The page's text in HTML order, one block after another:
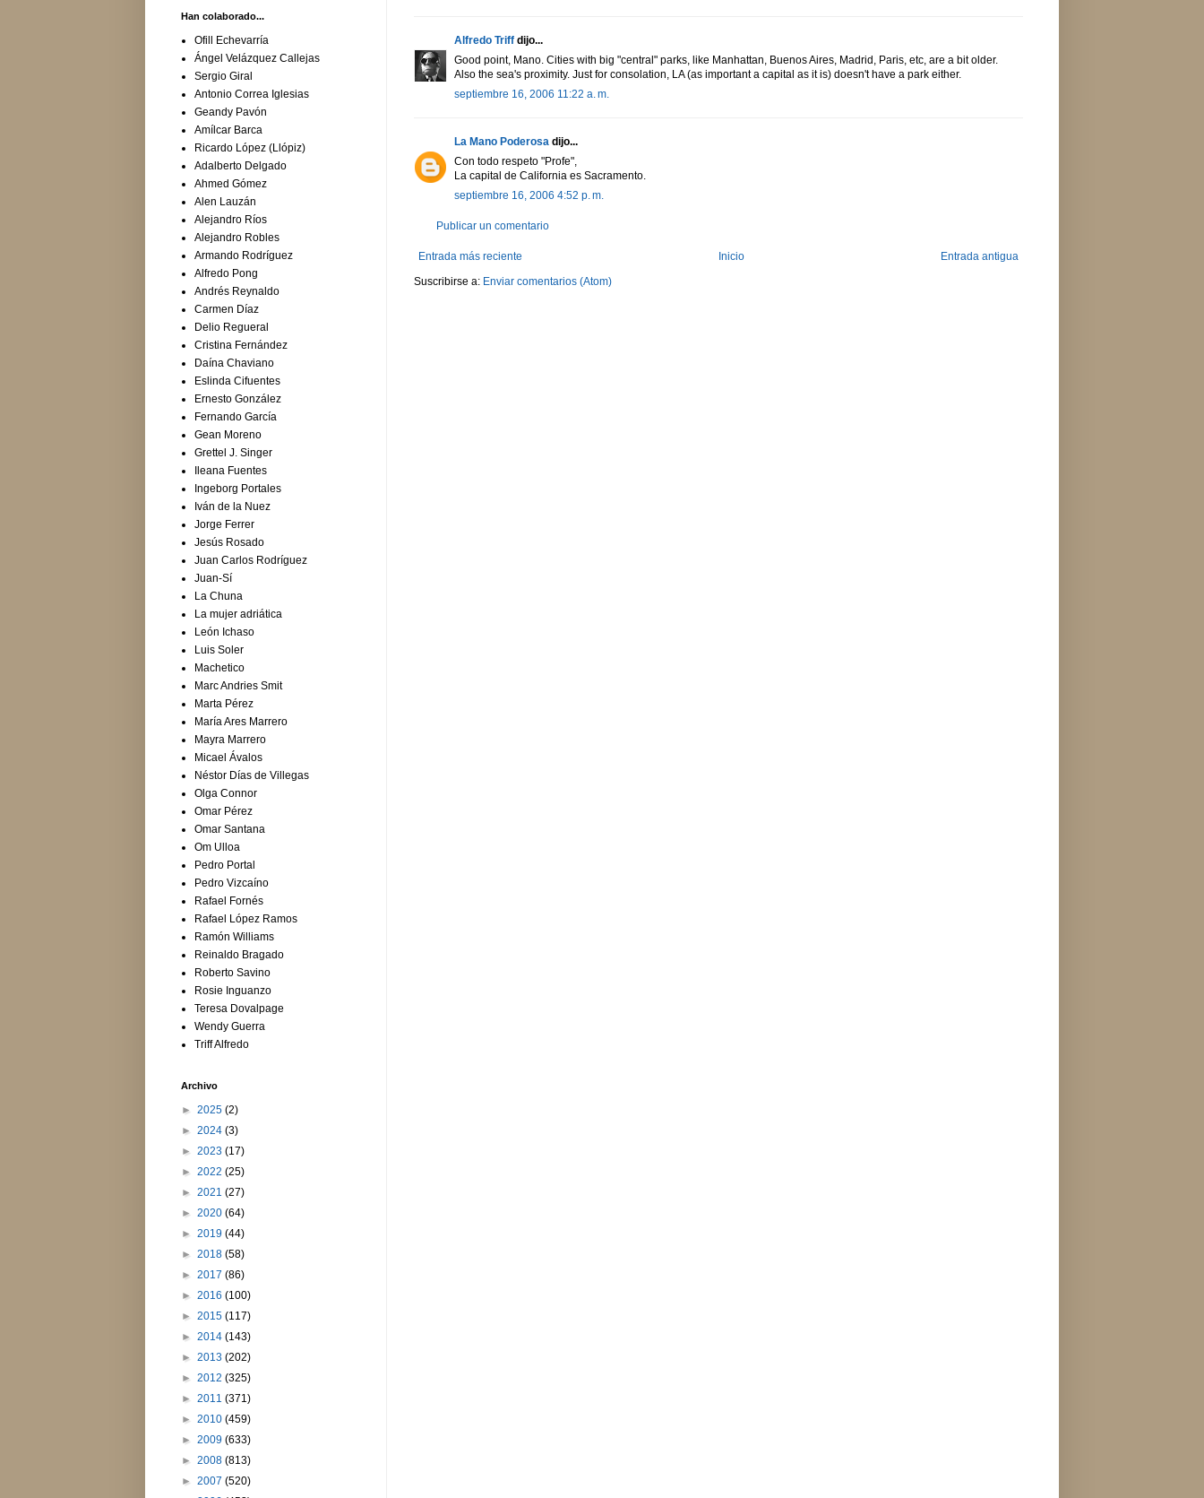
Alfredo Triff dijo...
Good point, Mano. Cities with big "central" parks, like Manhattan, Buenos Aires, Madrid, Paris, etc, are a bit older.
Also the sea's proximity. Just for consolation, LA (as important a capital as it is) doesn't have a park either.
septiembre 16, 2006 11:22 a. m.
La Mano Poderosa dijo...
Con todo respeto "Profe",
La capital de California es Sacramento.
septiembre 16, 2006 4:52 p. m.
Publicar un comentario
Entrada más reciente Entrada antigua
Inicio
Suscribirse a: Enviar comentarios (Atom)
Han colaborado...
Ofill Echevarría
Ángel Velázquez Callejas
Sergio Giral
Antonio Correa Iglesias
Geandy Pavón
Amílcar Barca
Ricardo López (Llópiz)
Adalberto Delgado
Ahmed Gómez
Alen Lauzán
Alejandro Ríos
Alejandro Robles
Armando Rodríguez
Alfredo Pong
Andrés Reynaldo
Carmen Díaz
Delio Regueral
Cristina Fernández
Daína Chaviano
Eslinda Cifuentes
Ernesto González
Fernando García
Gean Moreno
Grettel J. Singer
Ileana Fuentes
Ingeborg Portales
Iván de la Nuez
Jorge Ferrer
Jesús Rosado
Juan Carlos Rodríguez
Juan-Sí
La Chuna
La mujer adriática
León Ichaso
Luis Soler
Machetico
Marc Andries Smit
Marta Pérez
María Ares Marrero
Mayra Marrero
Micael Ávalos
Néstor Días de Villegas
Olga Connor
Omar Pérez
Omar Santana
Om Ulloa
Pedro Portal
Pedro Vizcaíno
Rafael Fornés
Rafael López Ramos
Ramón Williams
Reinaldo Bragado
Roberto Savino
Rosie Inguanzo
Teresa Dovalpage
Wendy Guerra
Triff Alfredo
Archivo
► 2025 (2)
► 2024 (3)
► 2023 (17)
► 2022 (25)
► 2021 (27)
► 2020 (64)
► 2019 (44)
► 2018 (58)
► 2017 (86)
► 2016 (100)
► 2015 (117)
► 2014 (143)
► 2013 (202)
► 2012 (325)
► 2011 (371)
► 2010 (459)
► 2009 (633)
► 2008 (813)
► 2007 (520)